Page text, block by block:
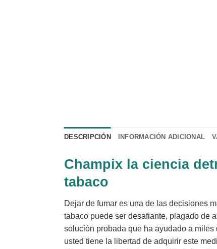
DESCRIPCIÓN INFORMACIÓN ADICIONAL
Champix la ciencia
tabaco
Dejar de fumar es una de las decisiones
tabaco puede ser desafiante, plagado de
solución probada que ha ayudado a
usted tiene la libertad de adquirir este